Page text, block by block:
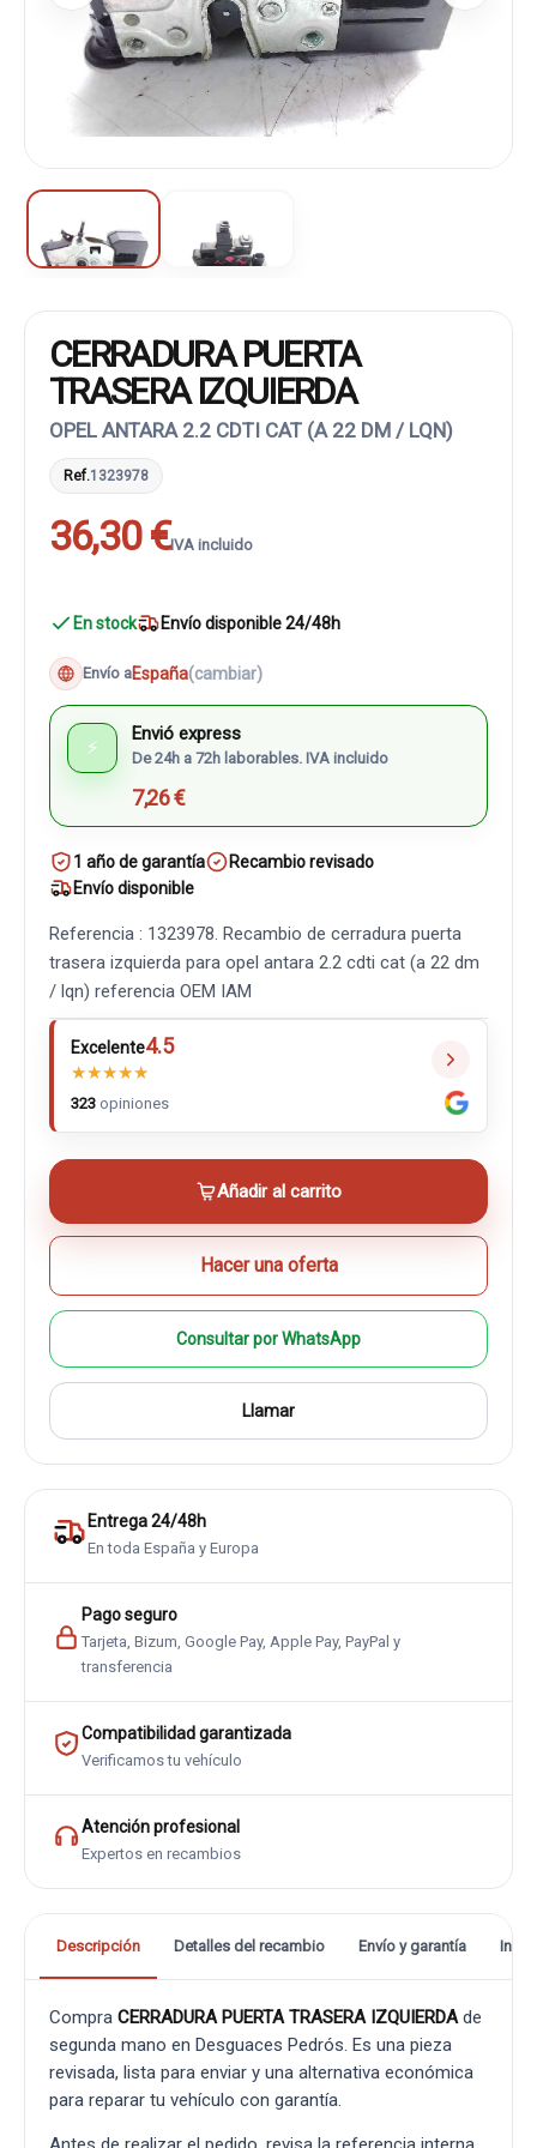
CERRADURA PUERTA
TRASERA IZQUIERDA
OPEL ANTARA 2.2 CDTI CAT (A 22 DM / LQN)
Ref.1323978
36,30 €IVA incluido
En stock Envío disponible 24/48h
Envío aEspaña(cambiar)
⚡
Envió express
De 24h a 72h laborables. IVA incluido
7,26 €
1 año de garantía
Recambio revisado
Envío disponible
Referencia : 1323978. Recambio de cerradura puerta
trasera izquierda para opel antara 2.2 cdti cat (a 22 dm
/ lqn) referencia OEM IAM
Excelente4.5
★★★★★
323 opiniones
Añadir al carrito
Hacer una oferta
Consultar por WhatsApp
Llamar
Entrega 24/48h
En toda España y Europa
Pago seguro
Tarjeta, Bizum, Google Pay, Apple Pay, PayPal y
transferencia
Compatibilidad garantizada
Verificamos tu vehículo
Atención profesional
Expertos en recambios
Descripción Detalles del recambio Envío y garantía
Compra CERRADURA PUERTA TRASERA IZQUIERDAde
segunda mano en Desguaces Pedrós. Es una pieza
revisada, lista para enviar y una alternativa económica
para reparar tu vehículo con garantía.